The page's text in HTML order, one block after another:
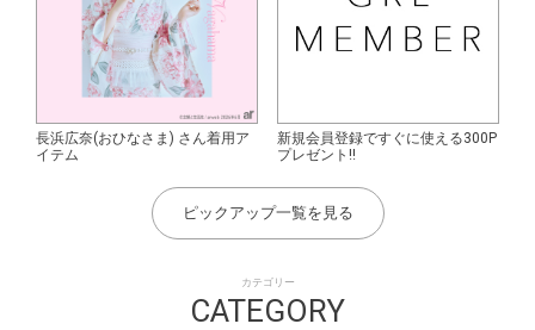
カテゴリー
CATEGORY
長浜広奈(おひなさま) さん着用ア
イテム
新規会員登録ですぐに使える300P
プレゼント!!
ピックアップ一覧を見る